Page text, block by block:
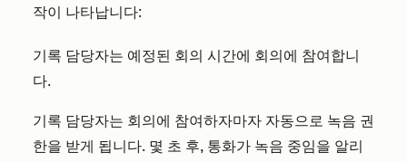
작이 나타납니다:
기록 담당자는 예정된 회의 시간에 회의에 참여합니
다.
기록 담당자는 회의에 참여하자마자 자동으로 녹음 권
한을 받게 됩니다. 몇 초 후, 통화가 녹음 중임을 알리